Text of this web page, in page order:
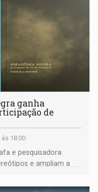
ganha
de
18:00
e pesquisadora
e ampliam a